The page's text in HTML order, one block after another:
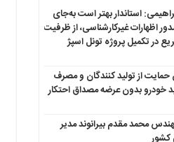
استاندار بهتر است به‌جای
اظهارات غیرکارشناسی، از ظرفیت
در تکمیل پروژه تونل اسپژ
از تولید کنندگان و مصرف
خودرو بدون عرضه مصداق احتکار
محمد مقدم بیرانوند مدیر
کشور